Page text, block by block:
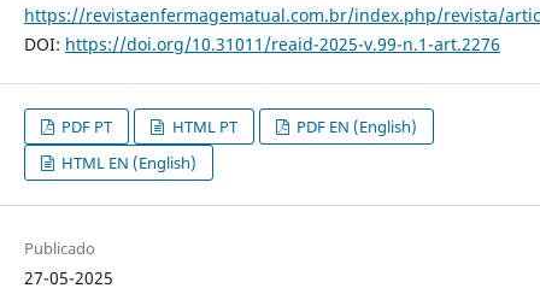
https://revistaenfermagematual.com.br/index.php/revista/
DOI: https://doi.org/10.31011/reaid-2025-v.99-n.1-art.2276
PDF PT HTML PT
PDF EN (English)
HTML EN (English)
Publicado
27-05-2025